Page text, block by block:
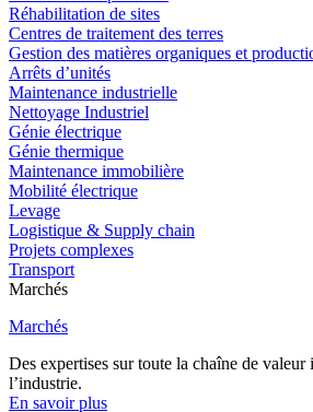
Réhabilitation de sites
Centres de traitement des terres
Gestion des matières organiques et
Arrêts d’unités
Maintenance industrielle
Nettoyage Industriel
Génie électrique
Génie thermique
Maintenance immobilière
Mobilité électrique
Levage
Logistique & Supply chain
Projets complexes
Transport
Marchés
Marchés
Des expertises sur toute la chaîne de
l’industrie.
En savoir plus